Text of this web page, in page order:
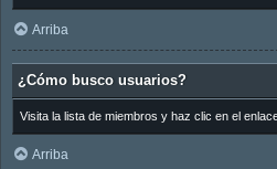
Arriba
¿Cómo busco usuarios?
Visita la lista de miembros y haz clic en el
Arriba